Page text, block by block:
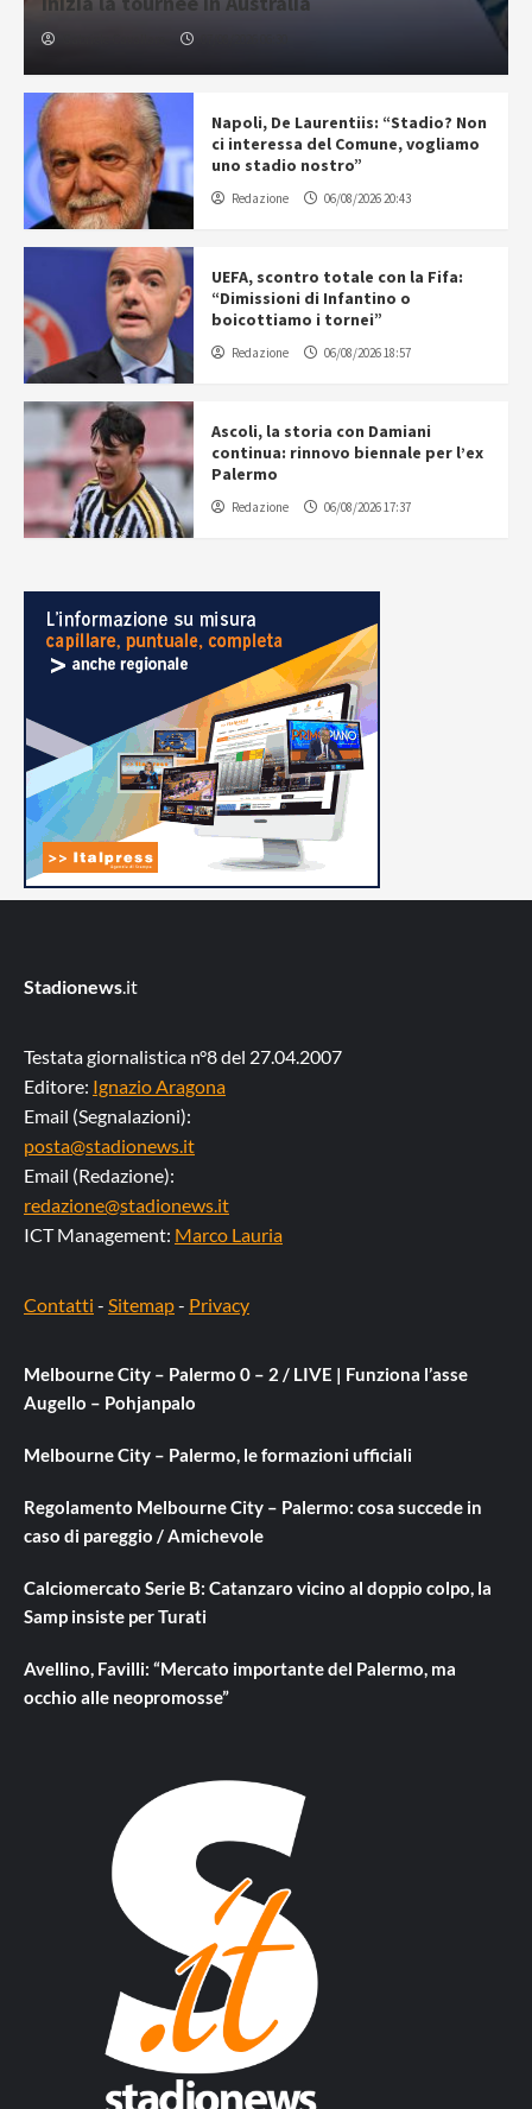
Napoli, De Laurentiis: “Stadio? Non
ci interessa del Comune, vogliamo
uno stadio nostro”
Redazione 06/08/2026 20:43
UEFA, scontro totale con la Fifa:
“Dimissioni di Infantino o
boicottiamo i tornei”
Redazione 06/08/2026 18:57
Ascoli, la storia con Damiani
continua: rinnovo biennale per l’ex
Palermo
Redazione 06/08/2026 17:37
Stadionews .it
Testata giornalistica n°8 del 27.04.2007
Editore: Ignazio Aragona
Email (Segnalazioni):
posta@stadionews.it
Email (Redazione):
redazione@stadionews.it
ICT Management: Marco Lauria
Contatti - Sitemap- Privacy
Melbourne City – Palermo 0 – 2 / LIVE | Funziona l’asse
Augello – Pohjanpalo
Melbourne City – Palermo, le formazioni ufficiali
Regolamento Melbourne City – Palermo: cosa succede in
caso di pareggio / Amichevole
Calciomercato Serie B: Catanzaro vicino al doppio colpo, la
Samp insiste per Turati
Avellino, Favilli: “Mercato importante del Palermo, ma
occhio alle neopromosse”